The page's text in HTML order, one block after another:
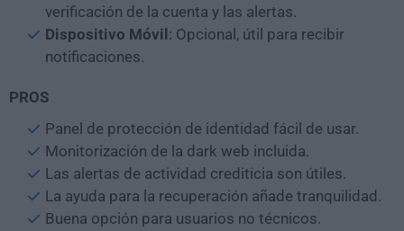
verificación de la cuenta y las alertas.
Dispositivo Móvil : Opcional, útil para recibir
notificaciones.
PROS
Panel de protección de identidad fácil de usar.
Monitorización de la dark web incluida.
Las alertas de actividad crediticia son útiles.
La ayuda para la recuperación añade tranquilidad.
Buena opción para usuarios no técnicos.